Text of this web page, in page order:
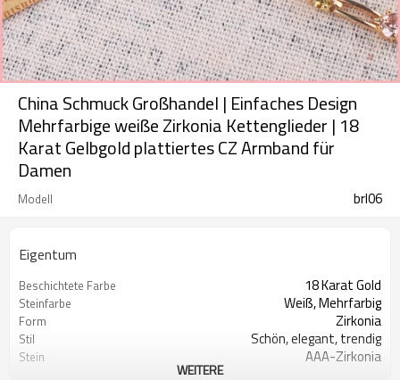
China Schmuck Großhandel | Einfaches Design
Mehrfarbige weiße Zirkonia Kettenglieder | 18
Karat Gelbgold plattiertes CZ Armband für
Damen
Modell brl06
Eigentum
Beschichtete Farbe 18 Karat Gold
Steinfarbe Weiß, Mehrfarbig
Form Zirkonia
Stil Schön, elegant, trendig
Stein AAA-Zirkonia
WEITERE